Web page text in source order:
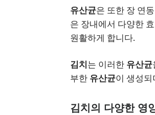
유산균은 또한 장 연
은 장내에서 다양한
원활하게 합니다.
김치는 이러한 유산균
부한 유산균이 생성되
김치의 다양한 영